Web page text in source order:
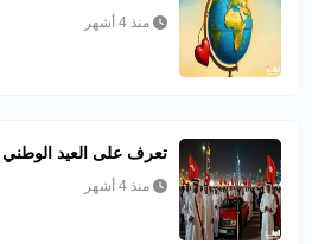
منذ 4 أشهر
تعرف على العيد الوطني
منذ 4 أشهر